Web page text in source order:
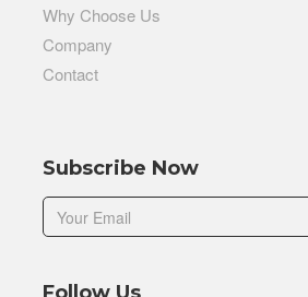
Why Choose Us
Company
Contact
Subscribe Now